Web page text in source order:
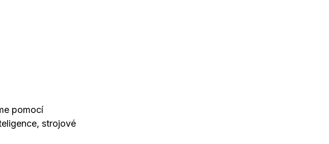
pomocí
strojové